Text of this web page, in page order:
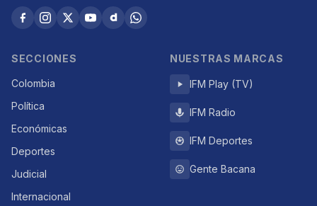
SECCIONES
Colombia
Política
Económicas
Deportes
Judicial
Internacional
NUESTRAS MARCAS
IFM Play (TV)
IFM Radio
IFM Deportes
Gente Bacana